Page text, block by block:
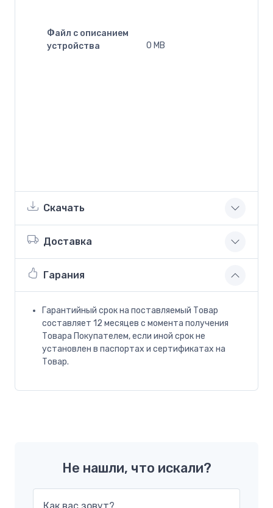
Файл с описанием
устройства
0 MB
Скачать
Доставка
Гарания
Гарантийный срок на поставляемый Товар
составляет 12 месяцев с момента получения
Товара Покупателем, если иной срок не
установлен в паспортах и сертификатах на
Товар.
Не нашли, что искали?
Как вас зовут?